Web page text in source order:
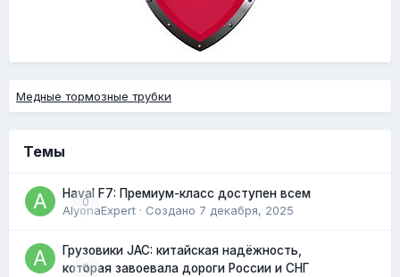
Медные тормозные трубки
Темы
0
Haval F7: Премиум-класс доступен всем
AlyonaExpert · Создано 7 декабря, 2025
0
Грузовики JAC: китайская надёжность,
которая завоевала дороги России и СНГ